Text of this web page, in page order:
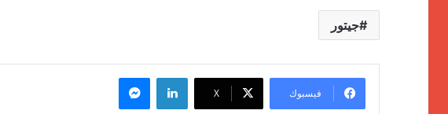
جيتور
فيسبوك ‫X
لينكدإن ماسنجر